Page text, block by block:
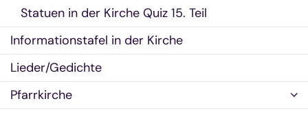
Statuen in der Kirche Quiz 15. Teil
Informationstafel in der Kirche
Lieder/Gedichte
Pfarrkirche